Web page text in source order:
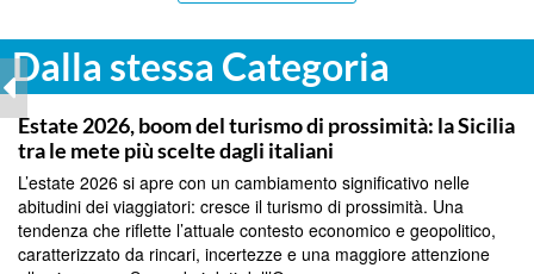
Dalla stessa Categoria
PALERMO
Estate 2026, boom del turismo di prossimità: la Sicilia
tra le mete più scelte dagli italiani
L’estate 2026 si apre con un cambiamento significativo nelle
abitudini dei viaggiatori: cresce il turismo di prossimità. Una
tendenza che riflette l’attuale contesto economico e geopolitico,
caratterizzato da rincari, incertezze e una maggiore attenzione